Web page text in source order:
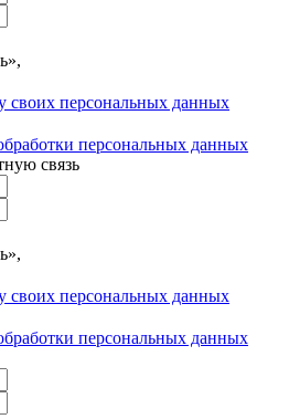
своих персональных данных
персональных данных
связь
своих персональных данных
персональных данных